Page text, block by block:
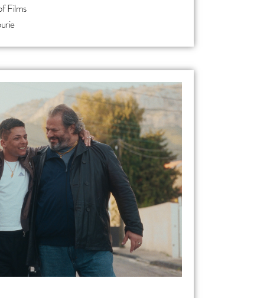
Films